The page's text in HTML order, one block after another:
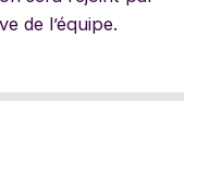
de l’équipe.